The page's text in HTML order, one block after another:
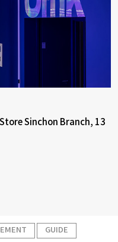
Sinchon Branch, 13
GUIDE